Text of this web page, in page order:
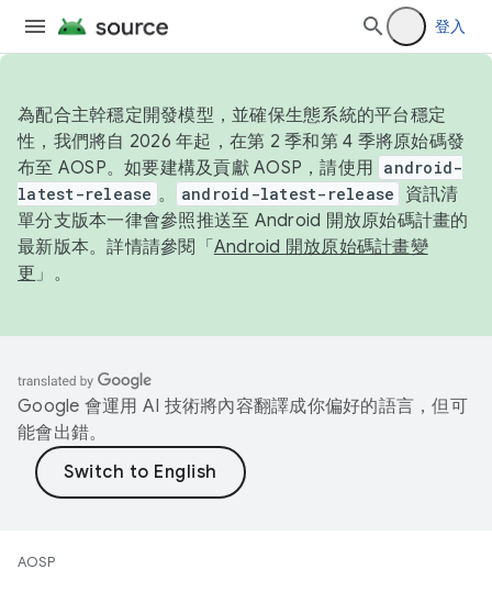
登入
為配合主幹穩定開發模型，並確保生態系統的平台穩定
性，我們將自 2026 年起，在第 2 季和第 4 季將原始碼發
布至 AOSP。如要建構及貢獻 AOSP，請使用 android-
latest-release 。 android-latest-release
資訊清
單分支版本一律會參照推送至 Android 開放原始碼計畫的
最新版本。詳情請參閱「 Android 開放原始碼計畫變
更 」。
Google 會運用 AI 技術將內容翻譯成你偏好的語言，但可
能會出錯。
AOSP